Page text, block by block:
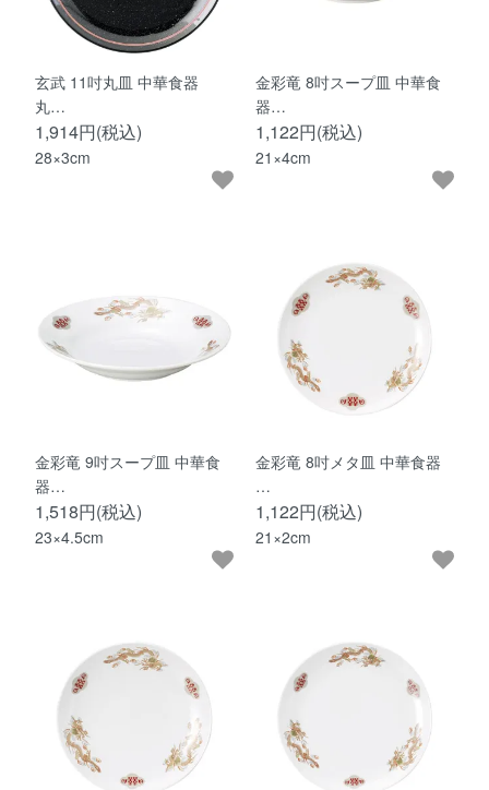
玄武 11吋丸皿 中華食器
丸…
1,914円(税込)
28×3cm
金彩竜 8吋スープ皿 中華食
器…
1,122円(税込)
21×4cm
金彩竜 9吋スープ皿 中華食
器…
1,518円(税込)
23×4.5cm
金彩竜 8吋メタ皿 中華食器
…
1,122円(税込)
21×2cm